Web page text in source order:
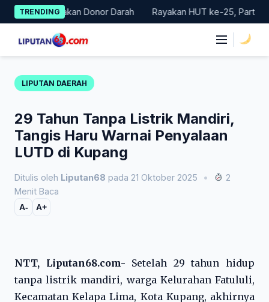
Skip
to
content
TRENDING
Gerakan Donor Darah Rayakan HUT ke-25, Partai
LIPUTAN DAERAH
29 Tahun Tanpa Listrik Mandiri,
Tangis Haru Warnai Penyalaan
LUTD di Kupang
Ditulis oleh Liputan68 pada 21 Oktober 2025 •
2
Menit Baca
A- A+
NTT, Liputan68.com- Setelah 29 tahun hidup
tanpa listrik mandiri, warga Kelurahan Fatululi,
Kecamatan Kelapa Lima, Kota Kupang, akhirnya